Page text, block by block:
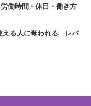
働時間・休日・働き方
える人に奪われる レバ